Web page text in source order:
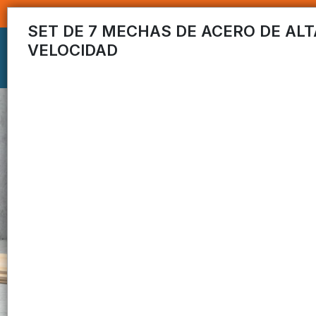
SET DE 7 MECHAS DE ACERO DE
VELOCIDAD